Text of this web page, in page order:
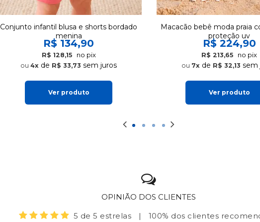
Conjunto infantil blusa e shorts bordado
menina
R$ 134,90
R$ 128,15 no pix
4x de R$ 33,73 sem juros
Ver produto
Macacão bebê moda praia
proteção uv
R$ 224,90
R$ 213,65 no pix
7x de R$ 32,13 sem
Ver produto
OPINIÃO DOS CLIENTES
5 de 5 estrelas
| 100% dos clientes